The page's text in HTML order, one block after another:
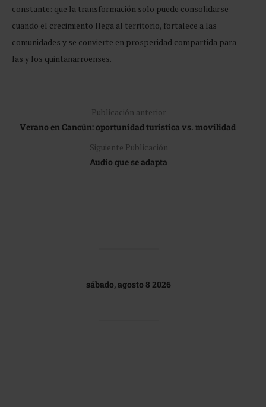
constante: que la transformación solo puede consolidarse
cuando el crecimiento llega al territorio, fortalece a las
comunidades y se convierte en prosperidad compartida para
las y los quintanarroenses.
Publicación anterior
Verano en Cancún: oportunidad turística vs. movilidad
Siguiente Publicación
Audio que se adapta
sábado, agosto 8 2026